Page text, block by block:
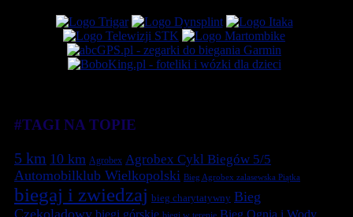
#TAGI NA TOPIE
5 km 10 km Agrobex Agrobex Cykl Biegów 5/5
Automobilklub Wielkopolski Bieg Agrobex zalasewska Piątka
biegaj i zwiedzaj bieg charytatywny Bieg
Czekoladowy biegi górskie
Bieg Ognia i Wody